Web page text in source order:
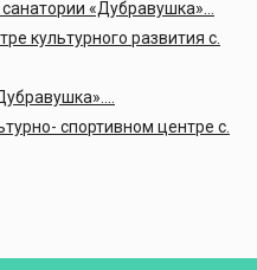
«Дубравушка»…
культурного развития с.
спортивном центре с.